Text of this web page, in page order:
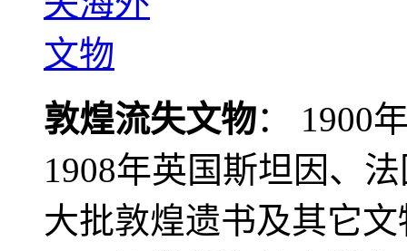
敦煌流失文物： 1900
1908年英国斯坦因、
大批敦煌遗书及其它